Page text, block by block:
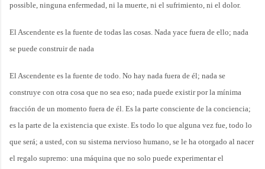
possible, ninguna enfermedad, ni la muerte, ni el sufrimiento, ni el dolor.
El Ascendente es la fuente de todas las cosas. Nada yace fuera de ello; nada
se puede construir de nada
El Ascendente es la fuente de todo. No hay nada fuera de él; nada se
construye con otra cosa que no sea eso; nada puede existir por la mínima
fracción de un momento fuera de él. Es la parte consciente de la conciencia;
es la parte de la existencia que existe. Es todo lo que alguna vez fue, todo lo
que será; a usted, con su sistema nervioso humano, se le ha otorgado al nacer
el regalo supremo: una máquina que no solo puede experimentar el